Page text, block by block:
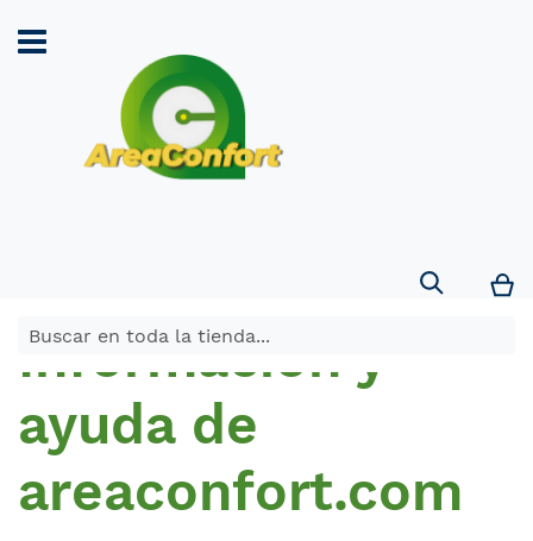
Search
Informacion y
ayuda de
areaconfort.com